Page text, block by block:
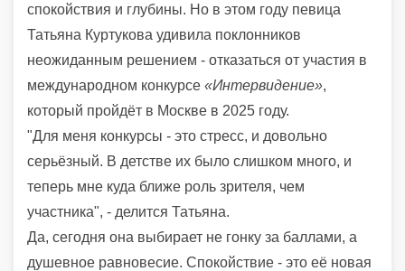
спокойствия и глубины. Но в этом году певица
Татьяна Куртукова удивила поклонников
неожиданным решением - отказаться от участия в
международном конкурсе «Интервидение»,
который пройдёт в Москве в 2025 году.
"Для меня конкурсы - это стресс, и довольно
серьёзный. В детстве их было слишком много, и
теперь мне куда ближе роль зрителя, чем
участника", - делится Татьяна.
Да, сегодня она выбирает не гонку за баллами, а
душевное равновесие. Спокойствие - это её новая